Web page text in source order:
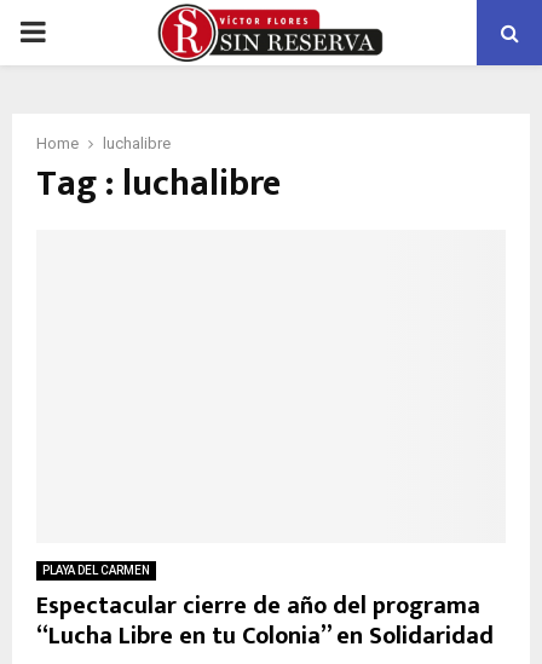
PRIMARY
Home luchalibre
Tag : luchalibre
PLAYA DEL CARMEN
Espectacular cierre de año del programa
“Lucha Libre en tu Colonia” en Solidaridad